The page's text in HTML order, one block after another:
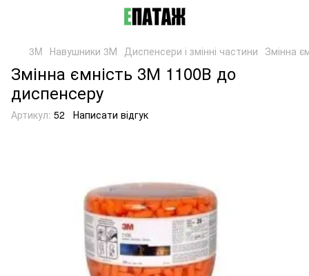
3M Навушники 3М Диспенсери і змінні частини Змінна
Змінна ємність 3М 1100В до
диспенсеру
Артикул: 52 Написати відгук